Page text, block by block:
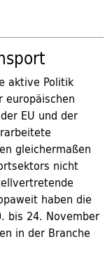
aktive Politik
europäischen
EU und der
gleichermaßen
nicht
haben die
bis 24. November
in der Branche